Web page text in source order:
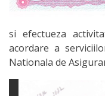
si efectueza
acordare a
Nationala de